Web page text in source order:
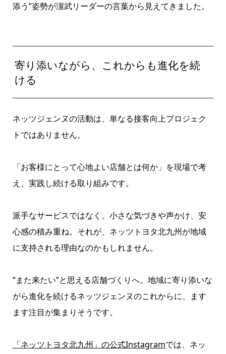
添う”姿勢が濵武リーダーの言葉から見えてきました。
寄り添いながら、これからも進化を続
ける
ネッツジェンヌの活動は、単なる接客向上プロジェク
トではありません。
「お客様にとって心地よい店舗とは何か」を現場で考
え、実践し続ける取り組みです。
派手なサービスではなく、小さな気づきや声かけ、安
心感の積み重ね。それが、ネッツトヨタ北九州が地域
に支持される理由なのかもしれません。
“また来たい”と思える店舗づくりへ。地域に寄り添いな
がら進化を続けるネッツジェンヌのこれからに、ます
ます注目が集まりそうです。
「ネッツトヨタ北九州」の公式Instagramでは、ネッ